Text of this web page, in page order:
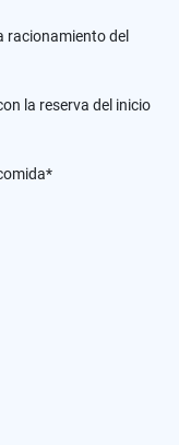
racionamiento del
la reserva del inicio